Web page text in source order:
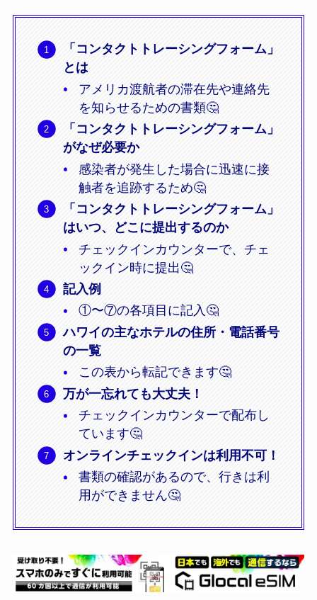
「コンタクトトレーシングフォーム」
とは
アメリカ渡航者の滞在先や連絡先
を知らせるための書類🤔
「コンタクトトレーシングフォーム」
がなぜ必要か
感染者が発生した場合に迅速に接
触者を追跡するため🤔
「コンタクトトレーシングフォーム」
はいつ、どこに提出するのか
チェックインカウンターで、チェ
ックイン時に提出🤔
記入例
①〜⑦の各項目に記入🤔
ハワイの主なホテルの住所・電話番号
の一覧
この表から転記できます🤔
万が一忘れても大丈夫！
チェックインカウンターで配布し
ています🤔
オンラインチェックインは利用不可！
書類の確認があるので、行きは利
用ができません🤔